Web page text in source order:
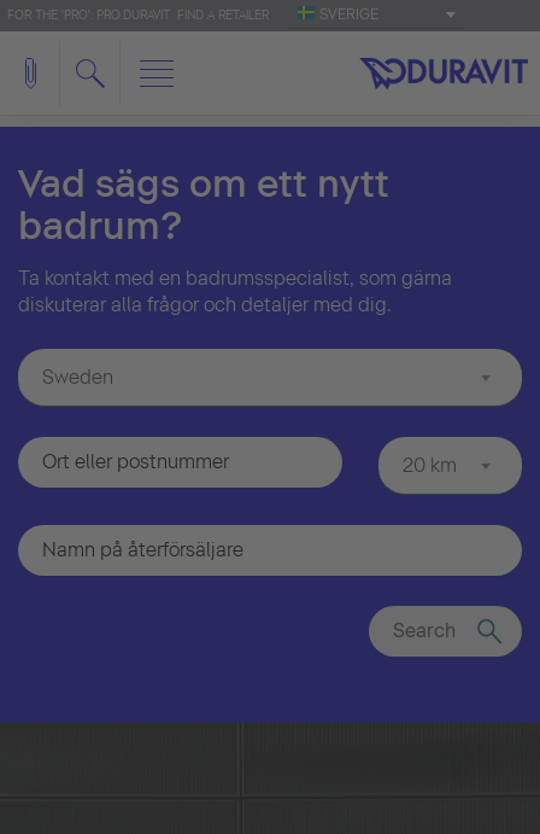
FOR THE 'PRO': PRO.DURAVIT FIND A RETAILER SVERIGE
Vad sägs om ett nytt
badrum?
Ta kontakt med en badrumsspecialist, som gärna
diskuterar alla frågor och detaljer med dig.
Sweden
20 km
Search